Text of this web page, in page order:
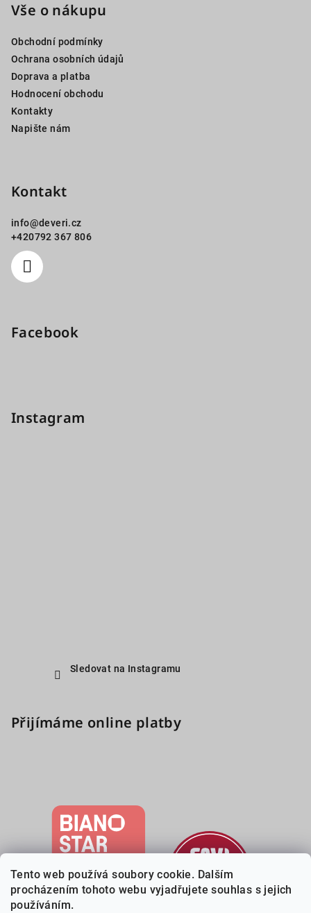
Tento web používá soubory cookie. Dalším
procházením tohoto webu vyjadřujete souhlas s jejich
používáním.
Vše o nákupu
Obchodní podmínky
Ochrana osobních údajů
Doprava a platba
Hodnocení obchodu
Kontakty
Napište nám
Kontakt
info@deveri.cz
+420792 367 806
Facebook
Instagram
Sledovat na Instagramu
Přijímáme online platby